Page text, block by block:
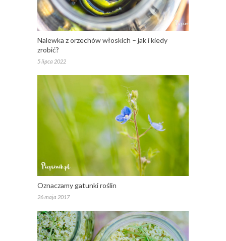
Nalewka z orzechów włoskich – jak i kiedy
zrobić?
5 lipca 2022
Oznaczamy gatunki roślin
26 maja 2017